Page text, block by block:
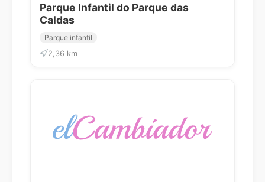
Parque Infantil do Parque das
Caldas
Parque infantil
2,36 km